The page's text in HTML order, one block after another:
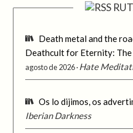
Death metal and the
Deathcult for Eternity:
agosto de 2026 Hate
Os lo dijimos, os
Iberian Darkness